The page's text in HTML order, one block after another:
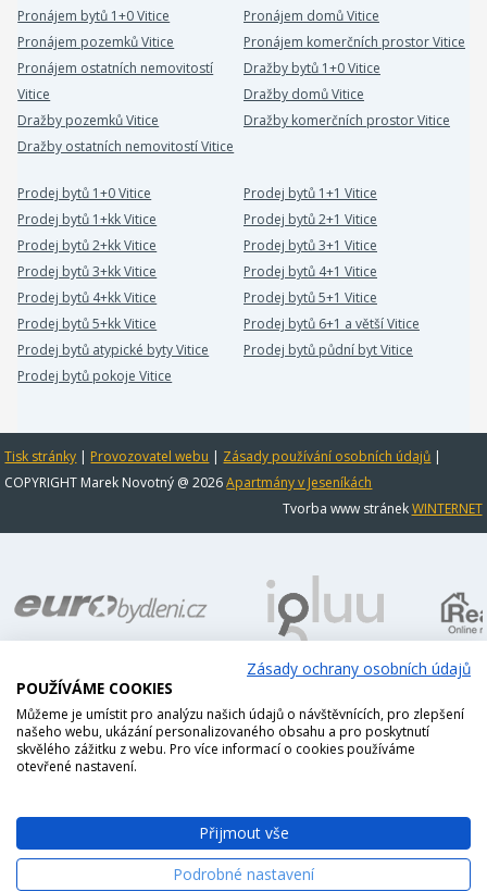
Pronájem bytů 1+0 Vitice
Pronájem domů Vitice
Pronájem pozemků Vitice
Pronájem komerčních prostor Vitice
Pronájem ostatních nemovitostí
Vitice
Dražby bytů 1+0 Vitice
Dražby domů Vitice
Dražby pozemků Vitice
Dražby komerčních prostor Vitice
Dražby ostatních nemovitostí Vitice
Prodej bytů 1+0 Vitice
Prodej bytů 1+1 Vitice
Prodej bytů 1+kk Vitice
Prodej bytů 2+1 Vitice
Prodej bytů 2+kk Vitice
Prodej bytů 3+1 Vitice
Prodej bytů 3+kk Vitice
Prodej bytů 4+1 Vitice
Prodej bytů 4+kk Vitice
Prodej bytů 5+1 Vitice
Prodej bytů 5+kk Vitice
Prodej bytů 6+1 a větší Vitice
Prodej bytů atypické byty Vitice
Prodej bytů půdní byt Vitice
Prodej bytů pokoje Vitice
Tisk stránky | Provozovatel webu | Zásady používání osobních údajů |
COPYRIGHT Marek Novotný @ 2026Apartmány v Jeseníkách
Tvorba www stránekWINTERNET
Zásady ochrany osobních údajů
POUŽÍVÁME COOKIES
Můžeme je umístit pro analýzu našich údajů o návštěvnících, pro zlepšení
našeho webu, ukázání personalizovaného obsahu a pro poskytnutí
skvělého zážitku z webu. Pro více informací o cookies používáme
otevřené nastavení.
Přijmout vše
Podrobné nastavení